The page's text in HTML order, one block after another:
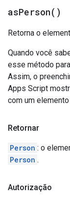
asPerson( )
Retorna o
Quando você
esse método
Assim, o
Apps Script
com um
Retornar
Person : o
Person .
Autorização